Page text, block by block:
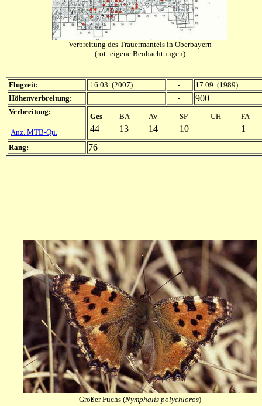
Verbreitung des Trauermantels in Oberbayern
(rot: eigene Beobachtungen)
Flugzeit: 16.03. (2007) -
17.09. (1989)
Höhenverbreitung:
- 900
Verbreitung:
Anz. MTB-Qu.
Ges BA AV SP UH FA
44 13 14 10 1
Rang: 76
Großer Fuchs (Nymphalis polychloros)